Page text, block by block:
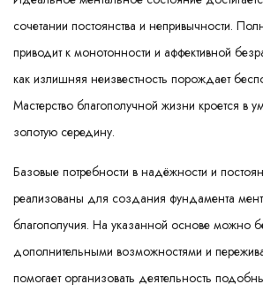
сочетании постоянства и непривычности.
приводит к монотонности и аффективной
как излишняя неизвестность порождает
Мастерство благополучной жизни кроется в
золотую середину.
Базовые потребности в надёжности и
реализованы для создания фундамента
благополучия. На указанной основе можно
дополнительными возможностями и
помогает организовать деятельность